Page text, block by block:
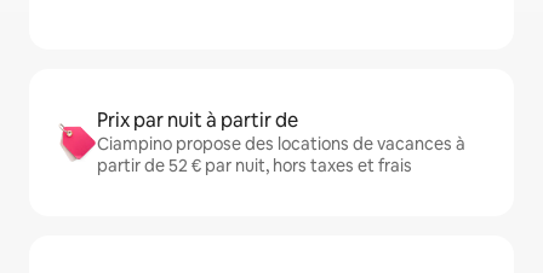
Prix par nuit à partir de
Ciampino propose des locations de vacances à
partir de 52 € par nuit, hors taxes et frais